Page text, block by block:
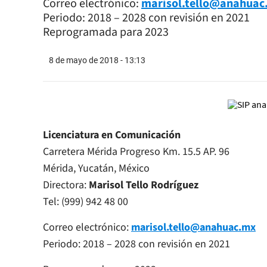
Correo electrónico:
Periodo: 2018 – 2028 con revisión en 2021
Reprogramada para 2023
8 de mayo de 2018 - 13:13
Licenciatura en Comunicación
Carretera Mérida Progreso Km. 15.5 AP. 96
Mérida, Yucatán, México
Directora: Marisol Tello Rodríguez
Tel: (999) 942 48 00
Correo electrónico:marisol.tello@anahuac.mx
Periodo: 2018 – 2028 con revisión en 2021